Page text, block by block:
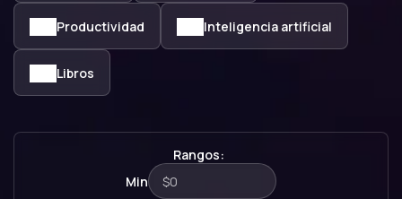
Productividad Inteligencia artificial
Libros
Rangos:
Min